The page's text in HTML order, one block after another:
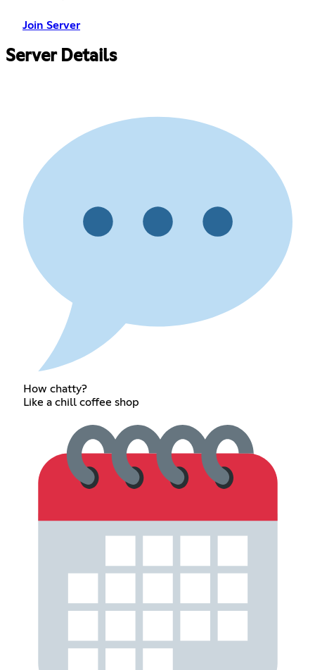
Join Server
Server Details
How chatty?
Like a chill coffee shop